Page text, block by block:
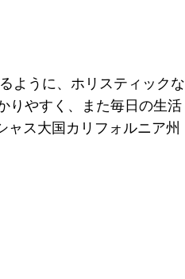
ように、ホリスティックな
りやすく、また毎日の生活
ス大国カリフォルニア州